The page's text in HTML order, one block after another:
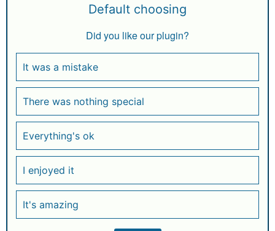
Default choosing
Did you like our plugin?
It was a mistake
There was nothing special
Everything's ok
I enjoyed it
It's amazing